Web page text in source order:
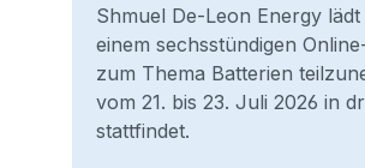
Shmuel De-Leon Energy lädt
einem sechsstündigen
zum Thema Batterien
vom 21. bis 23. Juli 2026 in
stattfindet.